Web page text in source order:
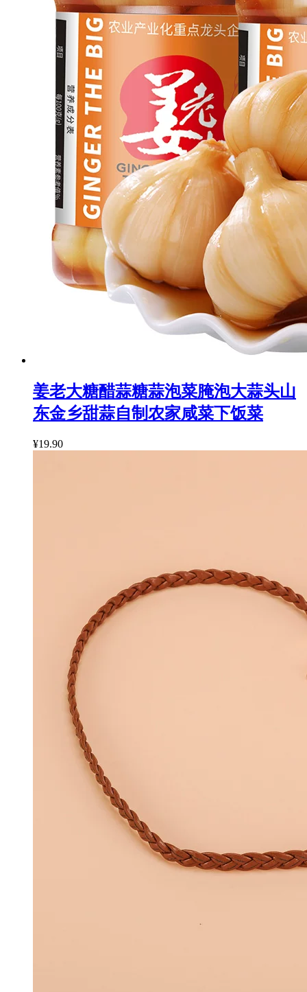
姜老大糖醋蒜糖蒜泡菜腌泡大蒜头山
东金乡甜蒜自制农家咸菜下饭菜
¥19.90